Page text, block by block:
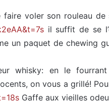
voler son rouleau de
il suffit de se
un paquet de chewing
whisky: en le
on vous a grillé!
Gaffe aux vieilles